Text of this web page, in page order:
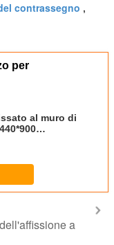
contrassegno ,
per
al muro di
a